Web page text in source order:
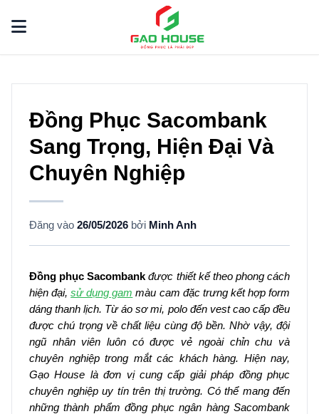
Đồng Phục Sacombank
Sang Trọng, Hiện Đại Và
Chuyên Nghiệp
Đăng vào 26/05/2026 bởi Minh Anh
Đồng phục Sacombank được thiết kế theo phong cách
hiện đại,sử dụng gam màu cam đặc trưng kết hợp form
dáng thanh lịch. Từ áo sơ mi, polo đến vest cao cấp đều
được chú trọng về chất liệu cùng độ bền. Nhờ vậy, đội
ngũ nhân viên luôn có được vẻ ngoài chỉn chu và
chuyên nghiệp trong mắt các khách hàng. Hiện nay,
Gạo House là đơn vị cung cấp giải pháp đồng phục
chuyên nghiệp uy tín trên thị trường. Có thể mang đến
những thành phẩm đồng phục ngân hàng Sacombank